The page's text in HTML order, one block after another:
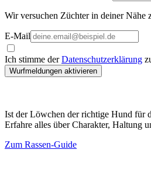
Wir versuchen Züchter in deiner Nähe
E-Mail
Ich stimme derDatenschutzerklärung
Wurfmeldungen aktivieren
Ist der Löwchen der richtige Hund für
Erfahre alles über Charakter, Haltung
Zum Rassen-Guide